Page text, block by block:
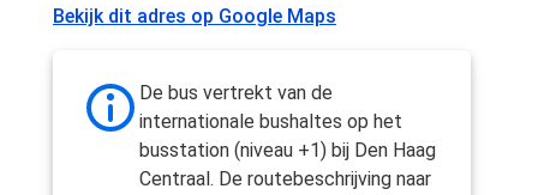
Bekijk dit adres op Google Maps
De bus vertrekt van de
internationale bushaltes op het
busstation (niveau +1) bij Den Haag
Centraal. De routebeschrijving naar